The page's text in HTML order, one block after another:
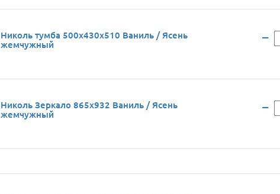
Николь тумба 500x430x510 Ваниль / Ясень
жемчужный
Николь Зеркало 865x932 Ваниль / Ясень
жемчужный